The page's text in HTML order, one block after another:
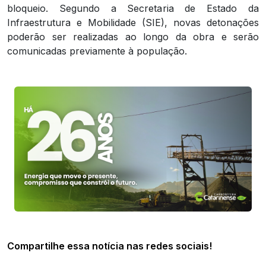
bloqueio. Segundo a Secretaria de Estado da
Infraestrutura e Mobilidade (SIE), novas detonações
poderão ser realizadas ao longo da obra e serão
comunicadas previamente à população.
Compartilhe essa notícia nas redes sociais!